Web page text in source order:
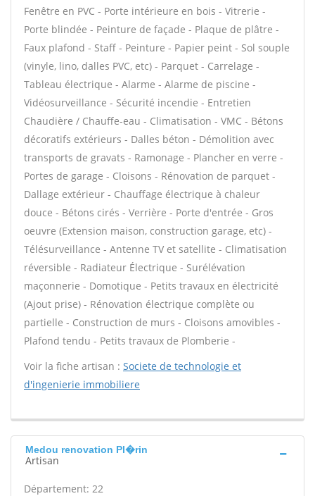
Fenêtre en PVC - Porte intérieure en bois - Vitrerie -
Porte blindée - Peinture de façade - Plaque de plâtre -
Faux plafond - Staff - Peinture - Papier peint - Sol souple
(vinyle, lino, dalles PVC, etc) - Parquet - Carrelage -
Tableau électrique - Alarme - Alarme de piscine -
Vidéosurveillance - Sécurité incendie - Entretien
Chaudière / Chauffe-eau - Climatisation - VMC - Bétons
décoratifs extérieurs - Dalles béton - Démolition avec
transports de gravats - Ramonage - Plancher en verre -
Portes de garage - Cloisons - Rénovation de parquet -
Dallage extérieur - Chauffage électrique à chaleur
douce - Bétons cirés - Verrière - Porte d'entrée - Gros
oeuvre (Extension maison, construction garage, etc) -
Télésurveillance - Antenne TV et satellite - Climatisation
réversible - Radiateur Électrique - Surélévation
maçonnerie - Domotique - Petits travaux en électricité
(Ajout prise) - Rénovation électrique complète ou
partielle - Construction de murs - Cloisons amovibles -
Plafond tendu - Petits travaux de Plomberie -
Voir la fiche artisan : Societe de technologie et
d'ingenierie immobiliere
Medou renovation Pl�rin
Artisan
Département: 22